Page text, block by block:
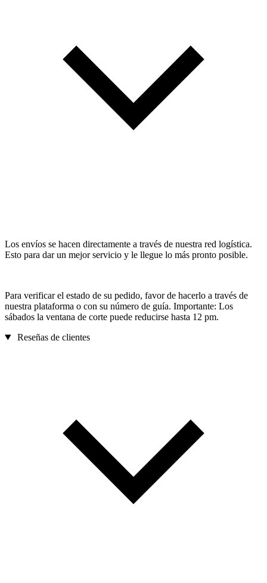
Los envíos se hacen directamente a través de nuestra red logística.
Esto para dar un mejor servicio y le llegue lo más pronto posible.
Para verificar el estado de su pedido, favor de hacerlo a través de
nuestra plataforma o con su número de guía. Importante: Los
sábados la ventana de corte puede reducirse hasta 12 pm.
Reseñas de clientes